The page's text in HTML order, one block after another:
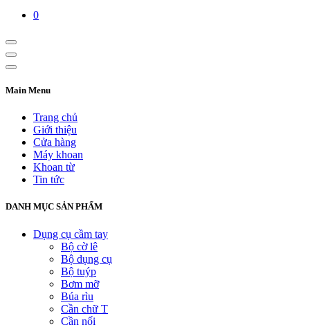
0
Main Menu
Trang chủ
Giới thiệu
Cửa hàng
Máy khoan
Khoan từ
Tin tức
DANH MỤC SẢN PHẨM
Dụng cụ cầm tay
Bộ cờ lê
Bộ dụng cụ
Bộ tuýp
Bơm mỡ
Búa rìu
Cần chữ T
Cần nối